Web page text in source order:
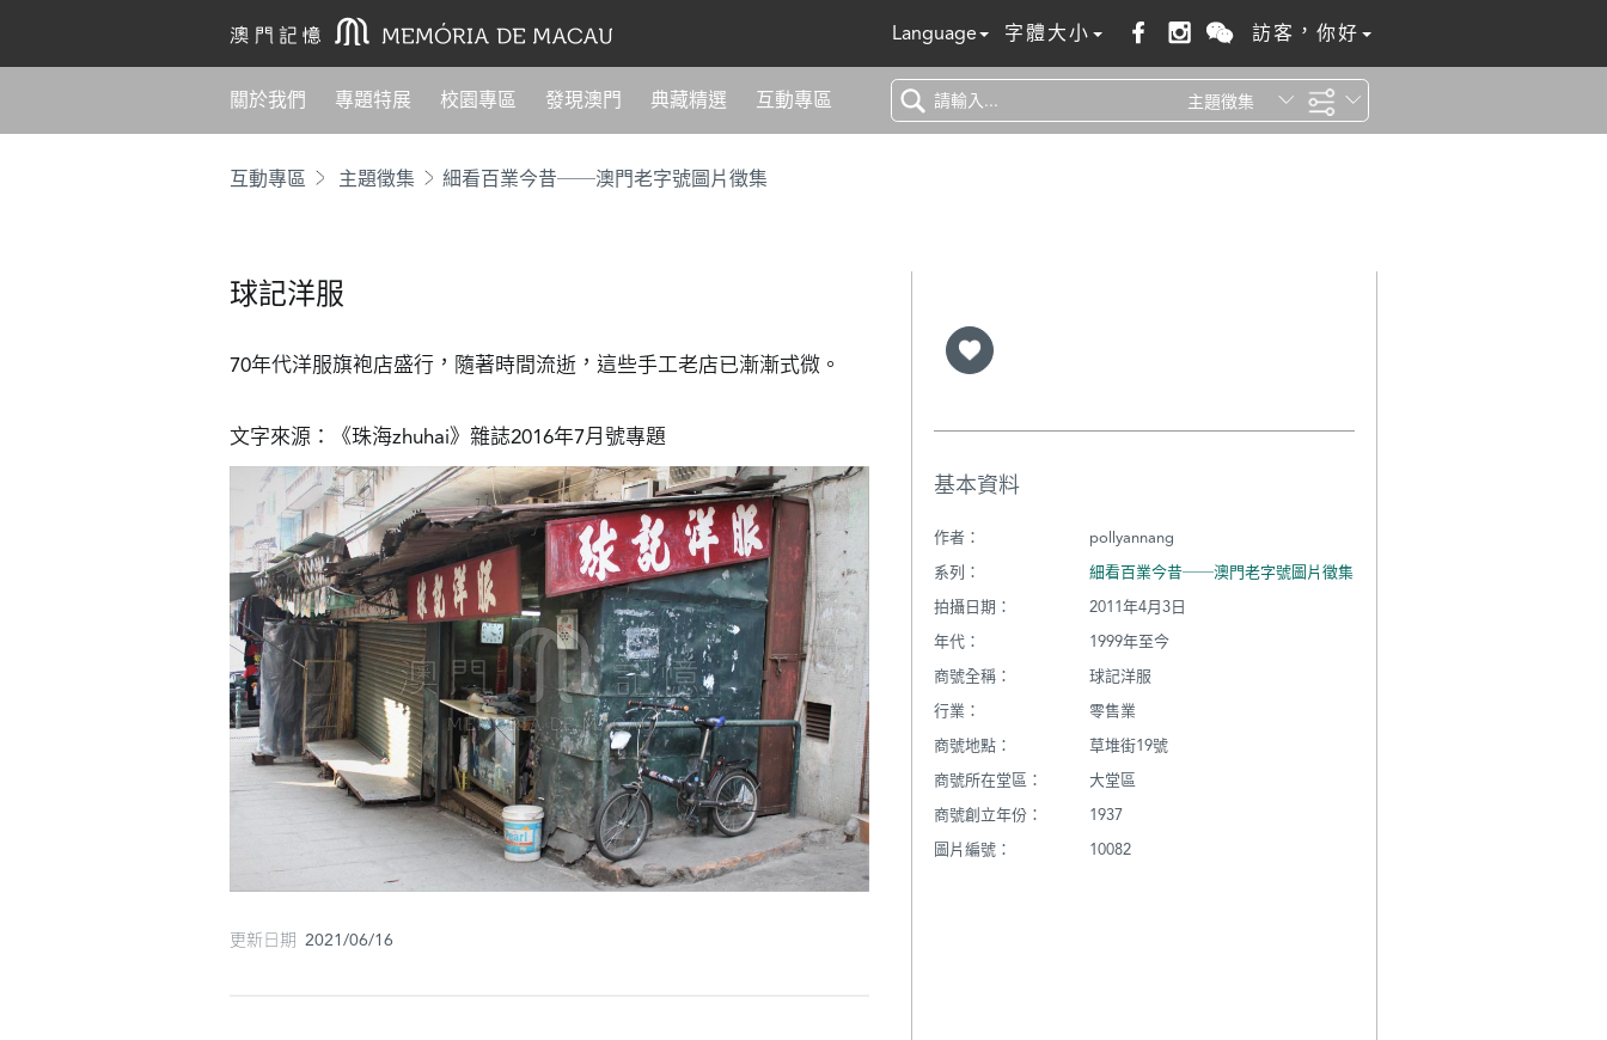
Language 字體大小 訪客，你好
關於我們 專題特展 校園專區 發現澳門 典藏精選 互動專區 主題徵集
互動專區 主題徵集 細看百業今昔──澳門老字號圖片徵集
球記洋服
70年代洋服旗袍店盛行，隨著時間流逝，這些手工老店已漸漸式微。
文字來源：《珠海zhuhai》雜誌2016年7月號專題
更新日期 2021/06/16
基本資料
作者：
pollyannang
系列：
細看百業今昔──澳門老字號圖片徵集
拍攝日期：
2011年4月3日
年代：
1999年至今
商號全稱：
球記洋服
行業：
零售業
商號地點：
草堆街19號
商號所在堂區：
大堂區
商號創立年份：
1937
圖片編號：
10082